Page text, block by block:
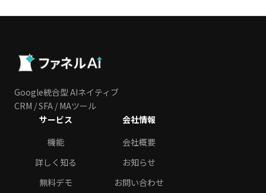
Google統合型 AIネイティブ
CRM / SFA / MAツール
サービス
機能
詳しく知る
無料デモ
会社情報
会社概要
お知らせ
お問い合わせ